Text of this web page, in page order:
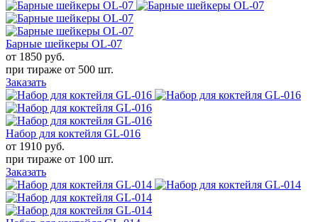
Барные шейкеры OL-07
от 1850 руб.
при тираже от 500 шт.
Заказать
Набор для коктейля GL-016
от 1910 руб.
при тираже от 100 шт.
Заказать